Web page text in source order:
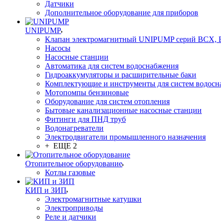
Датчики
Дополнительное оборудование для приборов
UNIPUMP
Клапан электромагнитный UNIPUMP серий BCX,
Насосы
Насосные станции
Автоматика для систем водоснабжения
Гидроаккумуляторы и расширительные баки
Комплектующие и инструменты для систем
Мотопомпы бензиновые
Оборудование для систем отопления
Бытовые канализационные насосные станции
Фитинги для ПНД труб
Водонагреватели
Электродвигатели промышленного назначения
+ ЕЩЕ 2
Отопительное оборудование
Котлы газовые
КИП и ЗИП
Электромагнитные катушки
Электроприводы
Реле и датчики